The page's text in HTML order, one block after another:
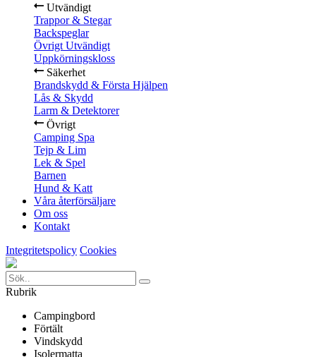
Utvändigt
Trappor & Stegar
Backspeglar
Övrigt Utvändigt
Uppkörningskloss
Säkerhet
Brandskydd & Första Hjälpen
Lås & Skydd
Larm & Detektorer
Övrigt
Camping Spa
Tejp & Lim
Lek & Spel
Barnen
Hund & Katt
Våra återförsäljare
Om oss
Kontakt
Integritetspolicy Cookies
Rubrik
Campingbord
Förtält
Vindskydd
Isolermatta